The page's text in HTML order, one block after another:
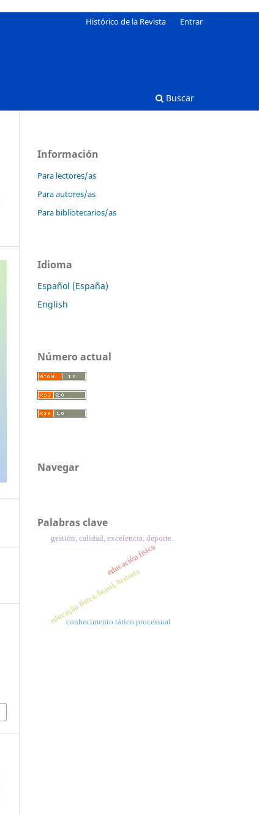
Buscar
Histórico de la Revista Entrar
Información
Para lectores/as
Para autores/as
Para bibliotecarios/as
Idioma
Español (España)
English
Número actual
Navegar
Palabras clave
educación física
educação física, brasil, história
gestión, calidad, excelencia, deporte.
conhecimento tático processual